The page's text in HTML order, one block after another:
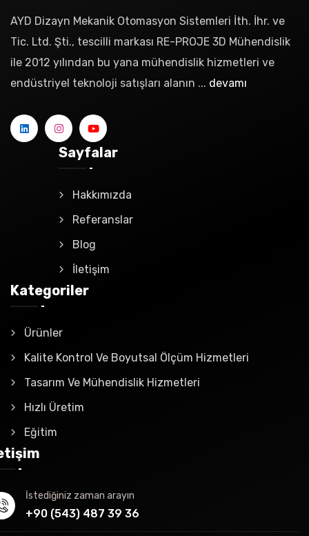
AYD Dizayn Mekanik Otomasyon Sistemleri İth. İhr. ve
Tic. Ltd. Şti., tescilli markası RE-PROJE 3D Mühendislik
ile 2012 yılından bu yana mühendislik hizmetleri ve
endüstriyel teknoloji satışları alanın ... devamı
Sayfalar
Hakkımızda
Referanslar
Blog
İletişim
Kategoriler
Ürünler
Kalite Kontrol Ve Boyutsal Ölçüm Hizmetleri
Tasarım Ve Mühendislik Hizmetleri
Hızlı Üretim
Eğitim
İstediğiniz zaman arayın
+90 (543) 487 39 36